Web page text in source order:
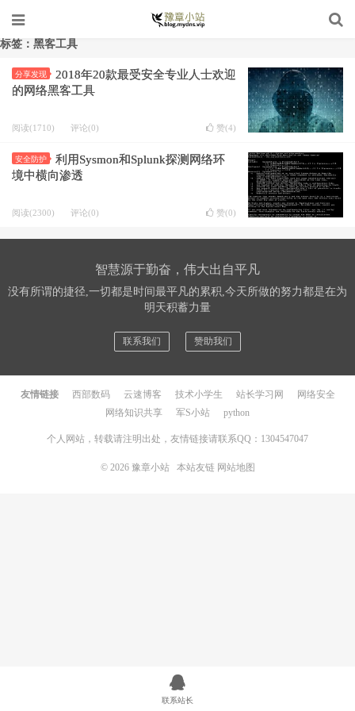
标签：黑客工具
分享发现
2018年20款最受安全专业人士欢迎
的网络黑客工具
阅读(1710) 评论(0) 赞(4)
安全防护
利用Sysmon和Splunk探测网络环
境中横向渗透
阅读(2300) 评论(0) 赞(0)
智慧源于勤奋，伟大出自平凡
没有所谓的捷径,一切都是时间最平凡的累积,今天所做的努力都是在为
明天积蓄力量
联系我们 赞助我们
友情链接 西部数码 云速博客 技术小学生 站长学习网
网络安全
网络知识共享
军S小站 python
个人网站，转载请注明出处，友情链接请联系QQ：1304547047
© 2026 豫章小站 本站友链 网站地图
联系站长